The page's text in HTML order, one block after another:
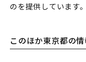
のを提供しています。
このほか東京都の